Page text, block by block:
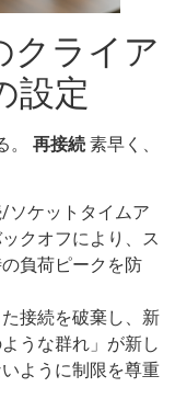
クライア
設定
。 再接続 素早く、
ソケットタイムア
クオフにより、ス
負荷ピークを防
接続を破棄し、新
うな群れ」が新し
ように制限を尊重